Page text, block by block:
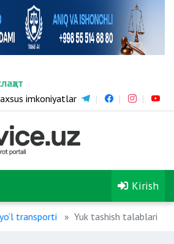
imkoniyatlar
Kirish
transporti Yuk tashish talablari